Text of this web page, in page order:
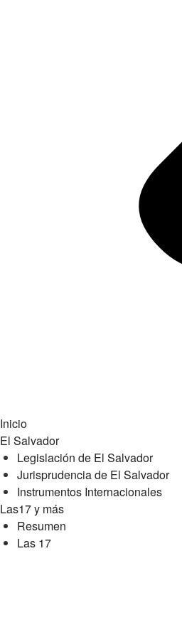
Inicio
El Salvador
Legislación de El Salvador
Jurisprudencia de El Salvador
Instrumentos Internacionales
Las17 y más
Resumen
Las 17